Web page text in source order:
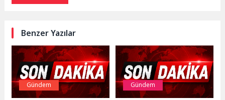
Benzer Yazılar
Gündem Gündem